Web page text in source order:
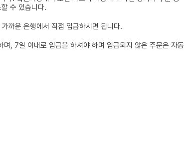
수 있습니다.
까운 은행에서 직접 입금하시면 됩니다.
, 7일 이내로 입금을 하셔야 하며 입금되지 않은 주문은 자동